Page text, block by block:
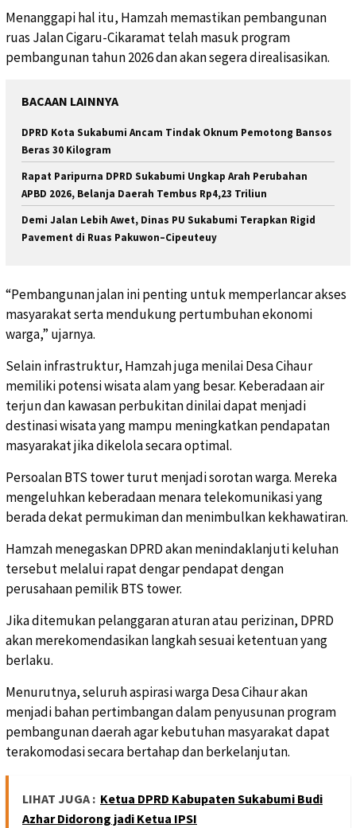
Menanggapi hal itu, Hamzah memastikan pembangunan
ruas Jalan Cigaru-Cikaramat telah masuk program
pembangunan tahun 2026 dan akan segera direalisasikan.
BACAAN LAINNYA
DPRD Kota Sukabumi Ancam Tindak Oknum Pemotong Bansos
Beras 30 Kilogram
Rapat Paripurna DPRD Sukabumi Ungkap Arah Perubahan
APBD 2026, Belanja Daerah Tembus Rp4,23 Triliun
Demi Jalan Lebih Awet, Dinas PU Sukabumi Terapkan Rigid
Pavement di Ruas Pakuwon–Cipeuteuy
“Pembangunan jalan ini penting untuk memperlancar akses
masyarakat serta mendukung pertumbuhan ekonomi
warga,” ujarnya.
Selain infrastruktur, Hamzah juga menilai Desa Cihaur
memiliki potensi wisata alam yang besar. Keberadaan air
terjun dan kawasan perbukitan dinilai dapat menjadi
destinasi wisata yang mampu meningkatkan pendapatan
masyarakat jika dikelola secara optimal.
Persoalan BTS tower turut menjadi sorotan warga. Mereka
mengeluhkan keberadaan menara telekomunikasi yang
berada dekat permukiman dan menimbulkan kekhawatiran.
Hamzah menegaskan DPRD akan menindaklanjuti keluhan
tersebut melalui rapat dengar pendapat dengan
perusahaan pemilik BTS tower.
Jika ditemukan pelanggaran aturan atau perizinan, DPRD
akan merekomendasikan langkah sesuai ketentuan yang
berlaku.
Menurutnya, seluruh aspirasi warga Desa Cihaur akan
menjadi bahan pertimbangan dalam penyusunan program
pembangunan daerah agar kebutuhan masyarakat dapat
terakomodasi secara bertahap dan berkelanjutan.
LIHAT JUGA : Ketua DPRD Kabupaten Sukabumi Budi
Azhar Didorong jadi Ketua IPSI